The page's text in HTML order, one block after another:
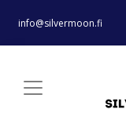
info@silvermoon.fi